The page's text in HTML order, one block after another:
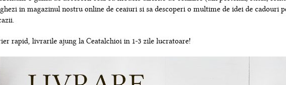
in magazinul nostru online de ceaiuri si sa descoperi o multime de idei de cadouri
rapid, livrarile ajung la Ceatalchioi in 1-3 zile lucratoare!